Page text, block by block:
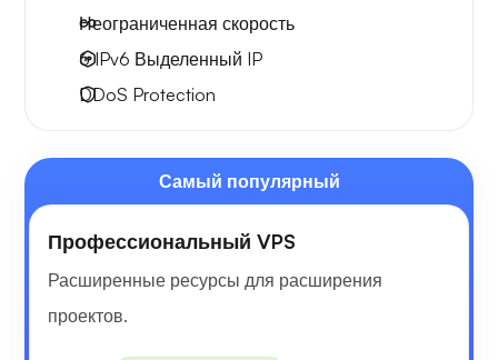
Неограниченная скорость
6 IPv6 Выделенный IP
DDoS Protection
Самый популярный
Профессиональный VPS
Расширенные ресурсы для расширения
проектов.